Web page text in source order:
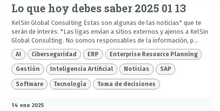
Lo que hoy debes saber 2025 01 13
KelSin Global Consulting Estas son algunas de las noticias* que te
serán de interés. *Las ligas envían a sitios externos y ajenos a KelSin
Global Consulting. No somos responsables de la información, p...
AI Ciberseguridad ERP Enterprise Resource Planning
Gestión Inteligencia Artificial Noticias SAP
Software Tecnología Toma de decisiones
14 ene 2025